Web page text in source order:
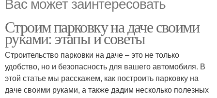
Строим парковку на даче своими
руками: этапы и советы
Строительство парковки на даче – это не только
удобство, но и безопасность для вашего автомобиля. В
этой статье мы расскажем, как построить парковку на
даче своими руками, а также дадим несколько полезных